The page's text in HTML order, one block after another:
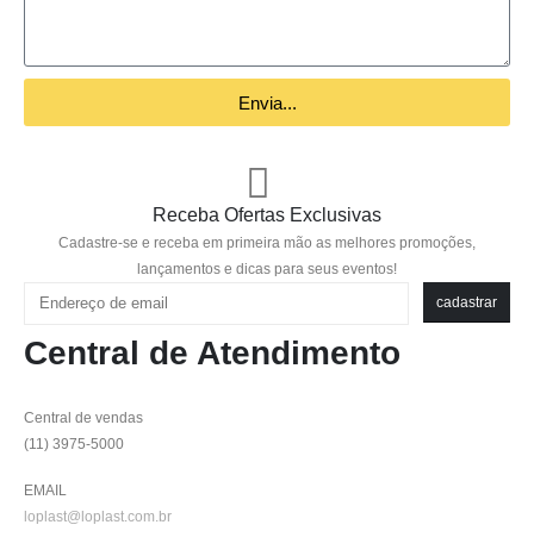
Envia...
Receba Ofertas Exclusivas
Cadastre-se e receba em primeira mão as melhores promoções,
lançamentos e dicas para seus eventos!
Please leave this
cadastrar
Central de Atendimento
Central de vendas
(11) 3975-5000
EMAIL
loplast@loplast.com.br